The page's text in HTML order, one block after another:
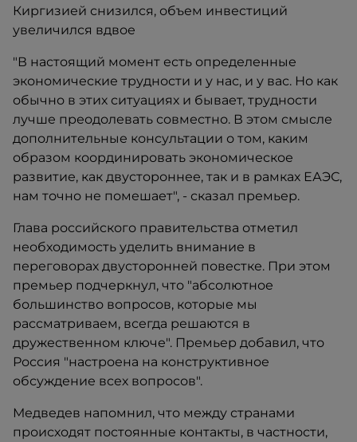
Киргизией снизился, объем инвестиций
увеличился вдвое
"В настоящий момент есть определенные
экономические трудности и у нас, и у вас. Но как
обычно в этих ситуациях и бывает, трудности
лучше преодолевать совместно. В этом смысле
дополнительные консультации о том, каким
образом координировать экономическое
развитие, как двустороннее, так и в рамках ЕАЭС,
нам точно не помешает", - сказал премьер.
Глава российского правительства отметил
необходимость уделить внимание в
переговорах двусторонней повестке. При этом
премьер подчеркнул, что "абсолютное
большинство вопросов, которые мы
рассматриваем, всегда решаются в
дружественном ключе". Премьер добавил, что
Россия "настроена на конструктивное
обсуждение всех вопросов".
Медведев напомнил, что между странами
происходят постоянные контакты, в частности,